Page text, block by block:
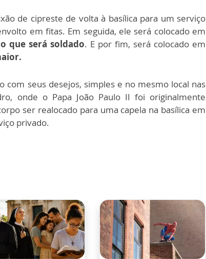
de cipreste de volta à basílica para um serviço
em fitas. Em seguida, ele será colocado em
que será soldado. E por fim, será colocado em
com seus desejos, simples e no mesmo local nas
onde o Papa João Paulo II foi originalmente
ser realocado para uma capela na basílica em
privado.